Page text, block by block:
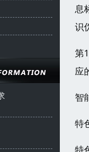
息
识
第
应
智
特
特